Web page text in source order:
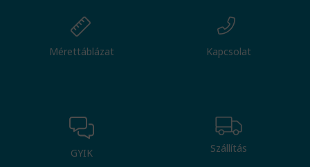
Mérettáblázat Kapcsolat
GYIK Szállítás